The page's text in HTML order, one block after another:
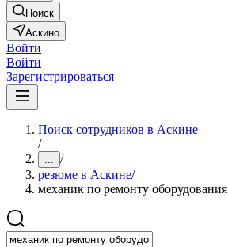
Поиск
Аскино
Войти
Войти
Зарегистрироваться
Поиск сотрудников в Аскине
/
... /
резюме в Аскине/
механик по ремонту оборудования